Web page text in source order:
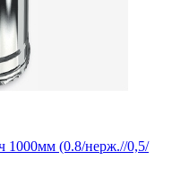
1000мм (0.8/нерж.//0,5/